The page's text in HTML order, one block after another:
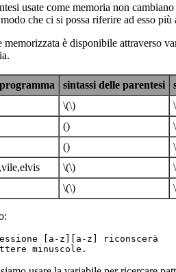
usate come memoria non
che ci si possa riferire ad esso più
memorizzata è disponibile attraverso
sintassi delle parentesi
\(\)
()
()
\(\)
\(\)
[a-z][a-z] riconscerà